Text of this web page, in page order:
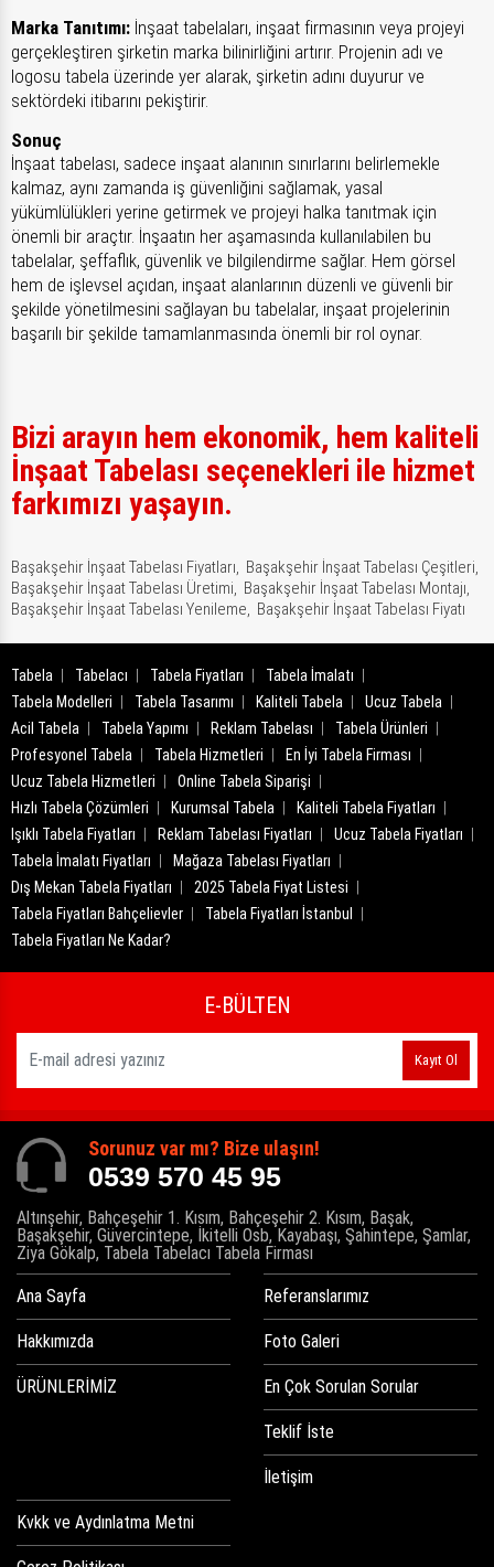
Marka Tanıtımı: İnşaat tabelaları, inşaat firmasının veya projeyi
gerçekleştiren şirketin marka bilinirliğini artırır. Projenin adı ve
logosu tabela üzerinde yer alarak, şirketin adını duyurur ve
sektördeki itibarını pekiştirir.
Sonuç
İnşaat tabelası, sadece inşaat alanının sınırlarını belirlemekle
kalmaz, aynı zamanda iş güvenliğini sağlamak, yasal
yükümlülükleri yerine getirmek ve projeyi halka tanıtmak için
önemli bir araçtır. İnşaatın her aşamasında kullanılabilen bu
tabelalar, şeffaflık, güvenlik ve bilgilendirme sağlar. Hem görsel
hem de işlevsel açıdan, inşaat alanlarının düzenli ve güvenli bir
şekilde yönetilmesini sağlayan bu tabelalar, inşaat projelerinin
başarılı bir şekilde tamamlanmasında önemli bir rol oynar.
Bizi arayın hem ekonomik, hem kaliteli
İnşaat Tabelası seçenekleri ile hizmet
farkımızı yaşayın.
Başakşehir İnşaat Tabelası Fiyatları, Başakşehir İnşaat Tabelası Çeşitleri,
Başakşehir İnşaat Tabelası Üretimi, Başakşehir İnşaat Tabelası Montajı,
Başakşehir İnşaat Tabelası Yenileme, Başakşehir İnşaat Tabelası Fiyatı
Tabela Tabelacı Tabela Fiyatları
Tabela İmalatı
Tabela Modelleri
Tabela Tasarımı Kaliteli Tabela
Ucuz Tabela
Acil Tabela
Tabela Yapımı Reklam Tabelası
Tabela Ürünleri
Profesyonel Tabela
Tabela Hizmetleri
En İyi Tabela Firması
Ucuz Tabela Hizmetleri
Online Tabela Siparişi
Hızlı Tabela Çözümleri
Kurumsal Tabela
Kaliteli Tabela Fiyatları
Işıklı Tabela Fiyatları
Reklam Tabelası Fiyatları
Ucuz Tabela Fiyatları
Tabela İmalatı Fiyatları
Mağaza Tabelası Fiyatları
Dış Mekan Tabela Fiyatları
2025 Tabela Fiyat Listesi
Tabela Fiyatları Bahçelievler
Tabela Fiyatları İstanbul
Tabela Fiyatları Ne Kadar?
E-BÜLTEN
Kayıt Ol
Sorunuz var mı? Bize ulaşın!
0539 570 45 95
Altınşehir, Bahçeşehir 1. Kısım, Bahçeşehir 2. Kısım, Başak,
Başakşehir, Güvercintepe, İkitelli Osb, Kayabaşı, Şahintepe, Şamlar,
Ziya Gökalp, Tabela Tabelacı Tabela Firması
Ana Sayfa
Hakkımızda
ÜRÜNLERİMİZ
Referanslarımız
Foto Galeri
En Çok Sorulan Sorular
Teklif İste
İletişim
Kvkk ve Aydınlatma Metni